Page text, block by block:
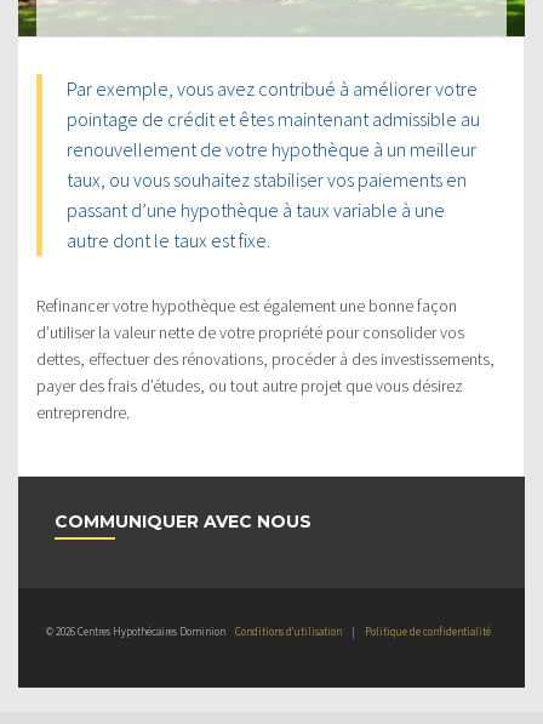
Par exemple, vous avez contribué à améliorer votre
pointage de crédit et êtes maintenant admissible au
renouvellement de votre hypothèque à un meilleur
taux, ou vous souhaitez stabiliser vos paiements en
passant d’une hypothèque à taux variable à une
autre dont le taux est fixe.
Refinancer votre hypothèque est également une bonne façon
d’utiliser la valeur nette de votre propriété pour consolider vos
dettes, effectuer des rénovations, procéder à des investissements,
payer des frais d’études, ou tout autre projet que vous désirez
entreprendre.
COMMUNIQUER AVEC NOUS
© 2026 Centres Hypothécaires Dominion Conditions d’utilisation | Politique de confidentialité